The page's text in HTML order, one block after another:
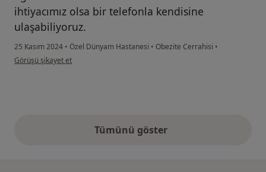
ihtiyacımız olsa bir telefonla kendisine
ulaşabiliyoruz.
25 Kasım 2024 • Özel Dünyam Hastanesi • Obezite Cerrahisi •
kullanıcının görüşüne göre ah...r
Görüşü şikayet et
Tümünü gösteryukarıdaki görüşler